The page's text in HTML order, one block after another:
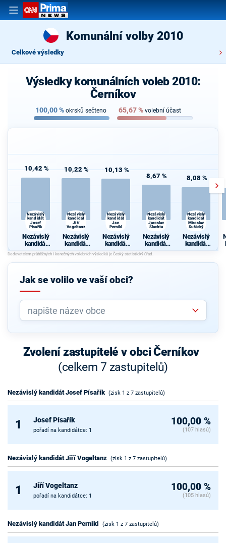
Komunální volby 2010
Celkové výsledky
Výsledky komunálních voleb 2010:
Černíkov
100,00% okrsků sečteno 65,67% volební účast
10,42 %
Nezávislý
kandidát
Josef
Písařík
Nezávislý
kandidát
Josef
Písařík
10,22 %
Nezávislý
kandidát
Jiří
Vogeltanz
Nezávislý
kandidát
Jiří
Vogeltanz
10,13 %
Nezávislý
kandidát
Jan
Pernikl
Nezávislý
kandidát
Jan
Pernikl
8,67 %
Nezávislý
kandidát
Jaroslav
Šlachta
Nezávislý
kandidát
Jaroslav
Šlachta
8,08 %
Nezávislý
kandidát
Miroslav
Sušický
Nezávislý
kandidát
Miroslav
Jak se volilo ve vaší obci?
Zvolení zastupitelé v obci Černíkov
(celkem 7 zastupitelů)
Nezávislý kandidát Josef Písařík (zisk 1 z 7 zastupitelů)
1 Josef Písařík
pořadí na kandidátce: 1
100,00 %
(107 hlasů)
Nezávislý kandidát Jiří Vogeltanz (zisk 1 z 7 zastupitelů)
1 Jiří Vogeltanz
pořadí na kandidátce: 1
100,00 %
(105 hlasů)
Nezávislý kandidát Jan Pernikl (zisk 1 z 7 zastupitelů)